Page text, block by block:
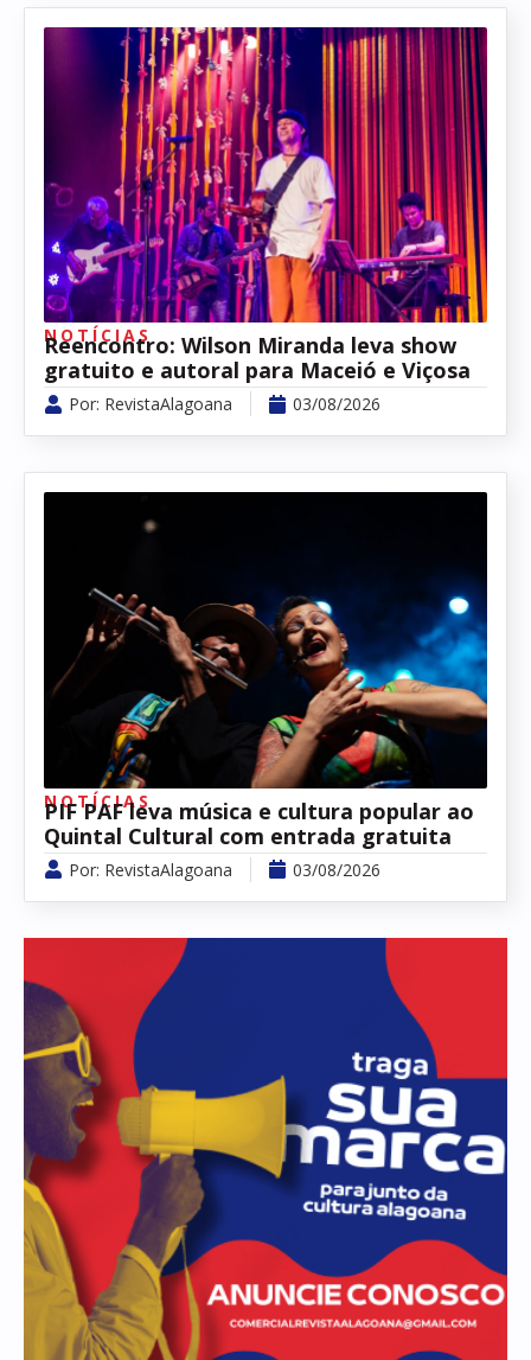
NOTÍCIAS
Reencontro: Wilson Miranda leva show
gratuito e autoral para Maceió e Viçosa
Por: RevistaAlagoana 03/08/2026
NOTÍCIAS
PIF PAF leva música e cultura popular ao
Quintal Cultural com entrada gratuita
Por: RevistaAlagoana 03/08/2026